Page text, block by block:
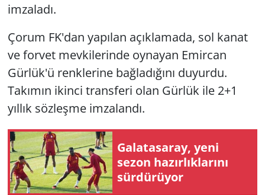
imzaladı.
Çorum FK'dan yapılan açıklamada, sol kanat
ve forvet mevkilerinde oynayan Emircan
Gürlük'ü renklerine bağladığını duyurdu.
Takımın ikinci transferi olan Gürlük ile 2+1
yıllık sözleşme imzalandı.
Galatasaray, yeni
sezon hazırlıklarını
sürdürüyor